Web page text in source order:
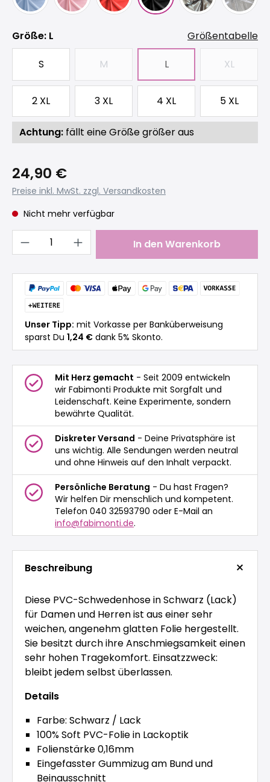
Größeauswählen
: L Größentabelle
S M
(Diese Option ist zurzeit nicht
L
(Diese Option ist
XL
(Diese
2 XL 3 XL 4 XL 5 XL
Achtung: fällt eine Größe größer aus
24,90 €
Preise inkl. MwSt. zzgl. Versandkosten
Nicht mehr verfügbar
Produkt Anzahl: Gib den
In den Warenkorb
Unser Tipp: mit Vorkasse per Banküberweisung
sparst Du 1,24 € dank 5% Skonto.
Mit Herz gemacht - Seit 2009 entwickeln
wir Fabimonti Produkte mit Sorgfalt und
Leidenschaft. Keine Experimente, sondern
bewährte Qualität.
Diskreter Versand - Deine Privatsphäre ist
uns wichtig. Alle Sendungen werden neutral
und ohne Hinweis auf den Inhalt verpackt.
Persönliche Beratung - Du hast Fragen?
Wir helfen Dir menschlich und kompetent.
Telefon 040 32593790 oder E-Mail an
info@fabimonti.de.
Beschreibung
Diese PVC-Schwedenhose in Schwarz (Lack)
für Damen und Herren ist aus einer sehr
weichen, angenehm glatten Folie hergestellt.
Sie besitzt durch ihre Anschmiegsamkeit einen
sehr hohen Tragekomfort. Einsatzzweck:
bleibt jedem selbst überlassen.
Details
Farbe: Schwarz / Lack
100% Soft PVC-Folie in Lackoptik
Folienstärke 0,16mm
Eingefasster Gummizug am Bund und
Beinausschnitt